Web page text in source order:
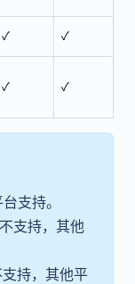
✓ ✓
✓ ✓
支持。
支持，其他
持，其他平